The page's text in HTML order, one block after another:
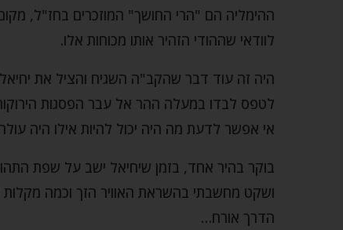
ההימליה הם "הרי החושך" המוזכרים בחז"ל,
לוודאי שההודי הזהיר אותו מכוחות אלו.
היה זה עוד דבר שהקב"ה השגיח והציל את
לטפס לבדו במעלה ההר אל עבר הפסגות
אי אפשר לדעת מה היה יכול להיות אילו היה
בוקר בהיר אחד, בזמן שיחיאל ישב על שפת
ושקט מחשבתי בהשראת האוויר הזך וכמה מקלות
הדרך אורח…